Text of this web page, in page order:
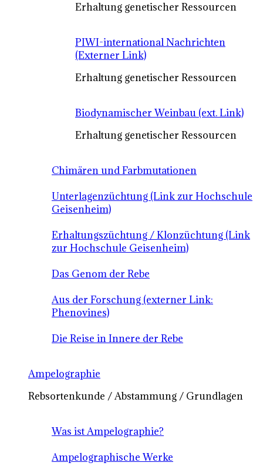
Erhaltung genetischer Ressourcen
PIWI-international Nachrichten
(Externer Link)
Erhaltung genetischer Ressourcen
Biodynamischer Weinbau (ext. Link)
Erhaltung genetischer Ressourcen
Chimären und Farbmutationen
Unterlagenzüchtung (Link zur Hochschule
Geisenheim)
Erhaltungszüchtung / Klonzüchtung (Link
zur Hochschule Geisenheim)
Das Genom der Rebe
Aus der Forschung (externer Link:
Phenovines)
Die Reise in Innere der Rebe
Ampelographie
Rebsortenkunde / Abstammung / Grundlagen
Was ist Ampelographie?
Ampelographische Werke